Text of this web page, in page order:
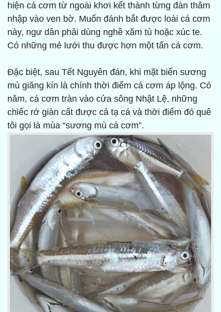
hiện cá cơm từ ngoài khơi kết thành từng đàn thâm
nhập vào ven bờ. Muốn đánh bắt được loài cá cơm
này, ngư dân phải dùng nghề xăm tủ hoặc xúc te.
Có những mẻ lưới thu được hơn một tấn cá cơm.
Đặc biệt, sau Tết Nguyên đán, khi mặt biển sương
mù giăng kín là chính thời điểm cá cơm áp lộng. Có
năm, cá cơm tràn vào cửa sông Nhật Lệ, những
chiếc rớ giàn cất được cả tạ cá và thời điểm đó quê
tôi gọi là mùa “sương mù cá cơm”.